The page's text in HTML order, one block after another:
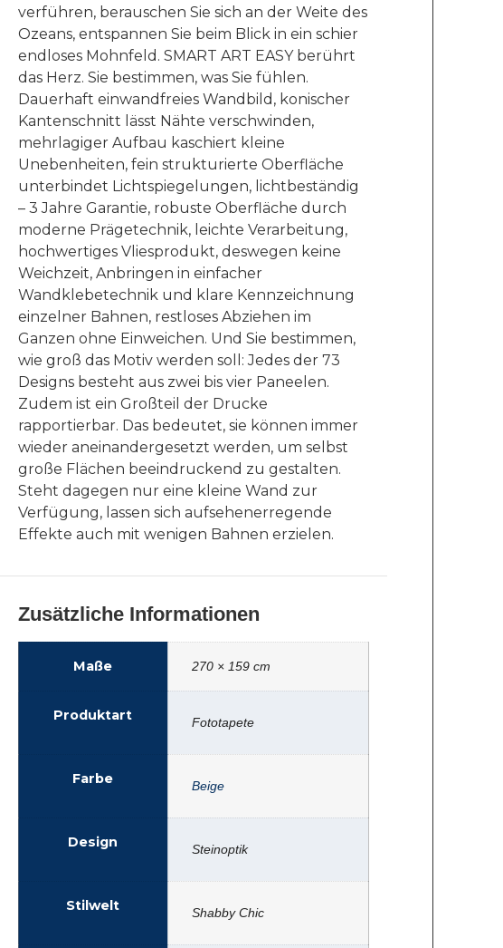
verführen, berauschen Sie sich an der Weite des
Ozeans, entspannen Sie beim Blick in ein schier
endloses Mohnfeld. SMART ART EASY berührt
das Herz. Sie bestimmen, was Sie fühlen.
Dauerhaft einwandfreies Wandbild, konischer
Kantenschnitt lässt Nähte verschwinden,
mehrlagiger Aufbau kaschiert kleine
Unebenheiten, fein strukturierte Oberfläche
unterbindet Lichtspiegelungen, lichtbeständig
– 3 Jahre Garantie, robuste Oberfläche durch
moderne Prägetechnik, leichte Verarbeitung,
hochwertiges Vliesprodukt, deswegen keine
Weichzeit, Anbringen in einfacher
Wandklebetechnik und klare Kennzeichnung
einzelner Bahnen, restloses Abziehen im
Ganzen ohne Einweichen. Und Sie bestimmen,
wie groß das Motiv werden soll: Jedes der 73
Designs besteht aus zwei bis vier Paneelen.
Zudem ist ein Großteil der Drucke
rapportierbar. Das bedeutet, sie können immer
wieder aneinandergesetzt werden, um selbst
große Flächen beeindruckend zu gestalten.
Steht dagegen nur eine kleine Wand zur
Verfügung, lassen sich aufsehenerregende
Effekte auch mit wenigen Bahnen erzielen.
Zusätzliche Informationen
Maße 270 × 159 cm
Produktart Fototapete
Farbe Beige
Design Steinoptik
Stilwelt Shabby Chic